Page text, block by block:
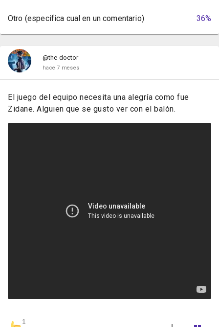
Otro (especifica cual en un comentario) 36%
@the doctor
hace 7 meses
El juego del equipo necesita una alegría como fue
Zidane. Alguien que se gusto ver con el balón.
1